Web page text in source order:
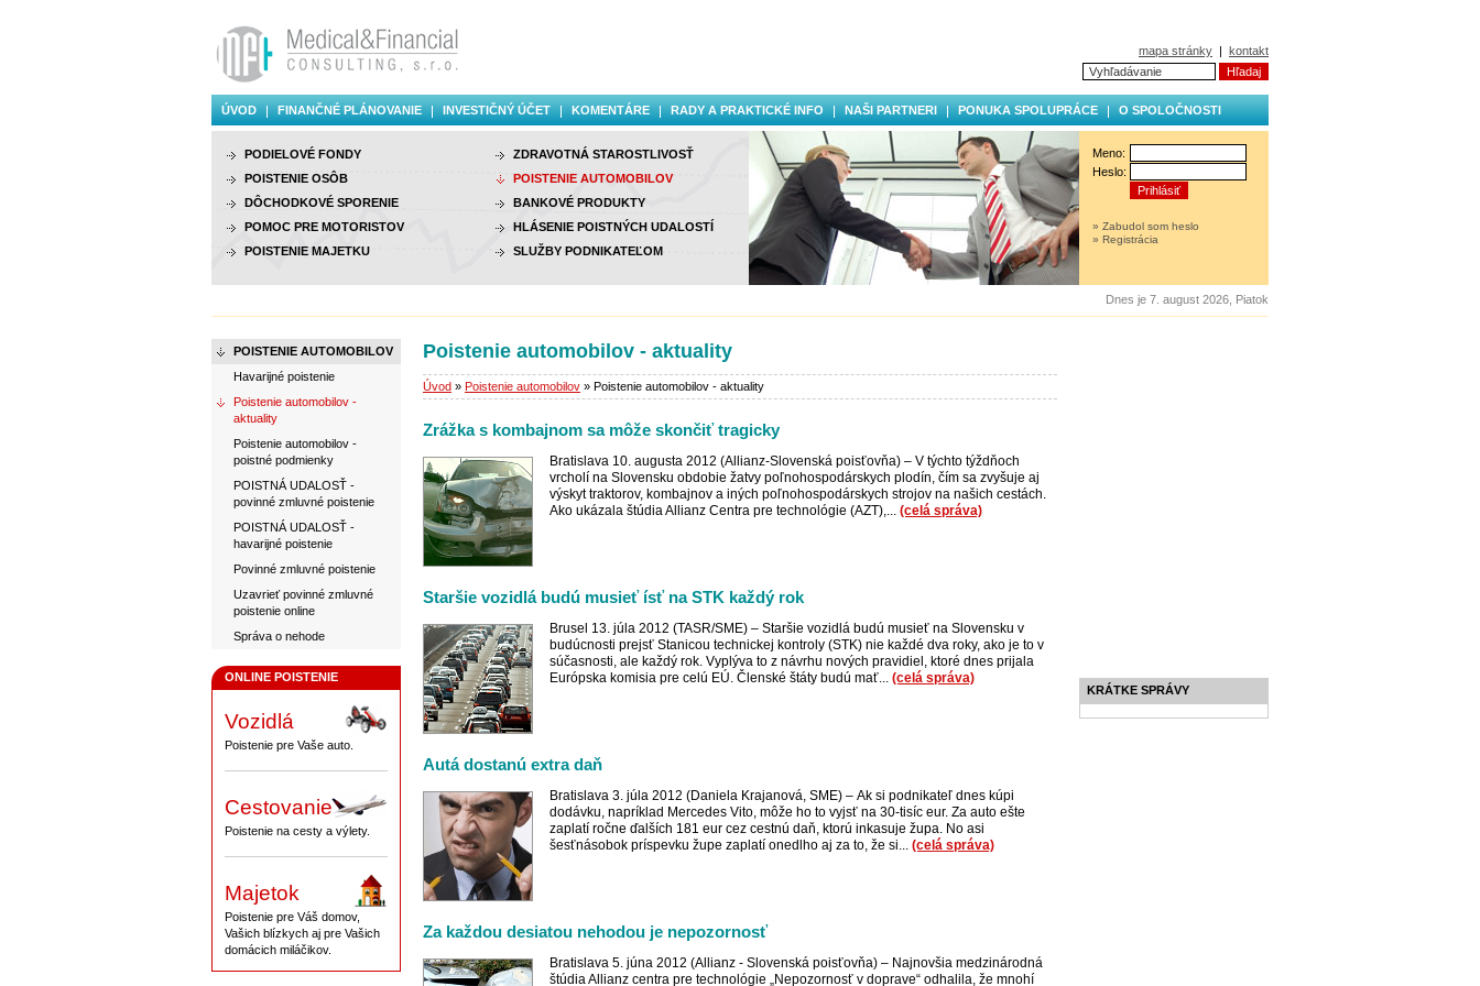
mapa stránky | kontakt
ÚVOD FINANČNÉ PLÁNOVANIE INVESTIČNÝ ÚČET KOMENTÁRE RADY A PRAKTICKÉ INFO NAŠI PARTNERI PONUKA SPOLUPRÁCE O SPOLOČNOSTI
PODIELOVÉ FONDY
POISTENIE OSÔB
DÔCHODKOVÉ SPORENIE
POMOC PRE MOTORISTOV
POISTENIE MAJETKU
ZDRAVOTNÁ STAROSTLIVOSŤ
POISTENIE AUTOMOBILOV
BANKOVÉ PRODUKTY
HLÁSENIE POISTNÝCH UDALOSTÍ
SLUŽBY PODNIKATEĽOM
Meno:
Heslo:
» Zabudol som heslo
» Registrácia
Dnes je 7. august 2026, Piatok
POISTENIE AUTOMOBILOV
Havarijné poistenie
Poistenie automobilov -
aktuality
Poistenie automobilov -
poistné podmienky
POISTNÁ UDALOSŤ -
povinné zmluvné poistenie
POISTNÁ UDALOSŤ -
havarijné poistenie
Povinné zmluvné poistenie
Uzavrieť povinné zmluvné
poistenie online
Správa o nehode
ONLINE POISTENIE
Vozidlá
Poistenie pre Vaše auto.
Cestovanie
Poistenie na cesty a výlety.
Majetok
Poistenie pre Váš domov,
Vašich blízkych aj pre Vašich
domácich miláčikov.
Poistenie automobilov - aktuality
Úvod » Poistenie automobilov » Poistenie automobilov - aktuality
Zrážka s kombajnom sa môže skončiť tragicky
Bratislava 10. augusta 2012 (Allianz-Slovenská poisťovňa) – V týchto týždňoch
vrcholí na Slovensku obdobie žatvy poľnohospodárskych plodín, čím sa zvyšuje aj
výskyt traktorov, kombajnov a iných poľnohospodárskych strojov na našich cestách.
Ako ukázala štúdia Allianz Centra pre technológie (AZT),... (celá správa)
Staršie vozidlá budú musieť ísť na STK každý rok
Brusel 13. júla 2012 (TASR/SME) – Staršie vozidlá budú musieť na Slovensku v
budúcnosti prejsť Stanicou technickej kontroly (STK) nie každé dva roky, ako je to v
súčasnosti, ale každý rok. Vyplýva to z návrhu nových pravidiel, ktoré dnes prijala
Európska komisia pre celú EÚ. Členské štáty budú mať... (celá správa)
Autá dostanú extra daň
Bratislava 3. júla 2012 (Daniela Krajanová, SME) – Ak si podnikateľ dnes kúpi
dodávku, napríklad Mercedes Vito, môže ho to vyjsť na 30-tisíc eur. Za auto ešte
zaplatí ročne ďalších 181 eur cez cestnú daň, ktorú inkasuje župa. No asi
šesťnásobok príspevku župe zaplatí onedlho aj za to, že si... (celá správa)
Za každou desiatou nehodou je nepozornosť
Bratislava 5. júna 2012 (Allianz - Slovenská poisťovňa) – Najnovšia medzinárodná
štúdia Allianz centra pre technológie „Nepozornosť v doprave“ odhalila, že mnohí
KRÁTKE SPRÁVY